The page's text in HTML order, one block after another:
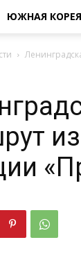
ЮЖНАЯ КОРЕЯ